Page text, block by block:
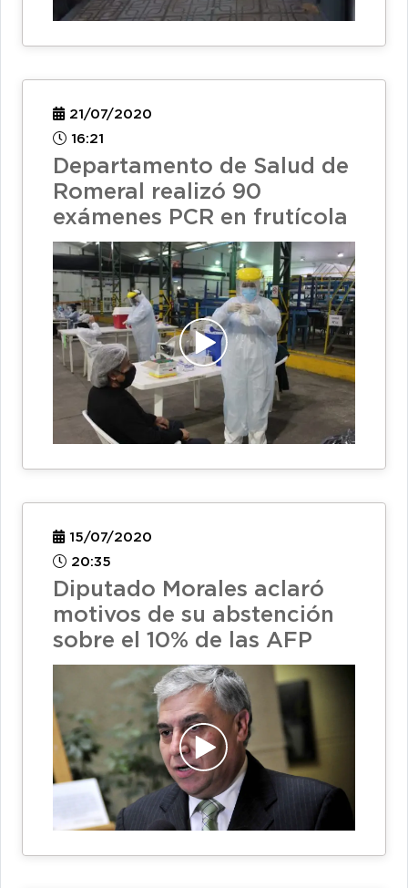
21/07/2020
16:21
Departamento de Salud de
Romeral realizó 90
exámenes PCR en frutícola
15/07/2020
20:35
Diputado Morales aclaró
motivos de su abstención
sobre el 10% de las AFP